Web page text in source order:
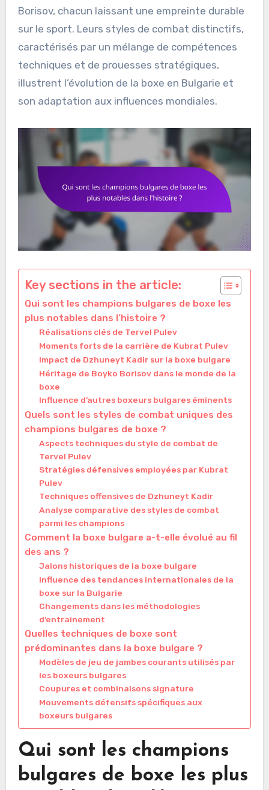
Borisov, chacun laissant une empreinte durable
sur le sport. Leurs styles de combat distinctifs,
caractérisés par un mélange de compétences
techniques et de prouesses stratégiques,
illustrent l’évolution de la boxe en Bulgarie et
son adaptation aux influences mondiales.
Key sections in the article:
Qui sont les champions bulgares de boxe les
plus notables dans l’histoire ?
Réalisations clés de Tervel Pulev
Moments forts de la carrière de Kubrat Pulev
Impact de Dzhuneyt Kadir sur la boxe bulgare
Héritage de Boyko Borisov dans le monde de la
boxe
Influence d’autres boxeurs bulgares éminents
Quels sont les styles de combat uniques des
champions bulgares de boxe ?
Aspects techniques du style de combat de
Tervel Pulev
Stratégies défensives employées par Kubrat
Pulev
Techniques offensives de Dzhuneyt Kadir
Analyse comparative des styles de combat
parmi les champions
Comment la boxe bulgare a-t-elle évolué au fil
des ans ?
Jalons historiques de la boxe bulgare
Influence des tendances internationales de la
boxe sur la Bulgarie
Changements dans les méthodologies
d’entraînement
Quelles techniques de boxe sont
prédominantes dans la boxe bulgare ?
Modèles de jeu de jambes courants utilisés par
les boxeurs bulgares
Coupures et combinaisons signature
Mouvements défensifs spécifiques aux
boxeurs bulgares
Qui sont les champions
bulgares de boxe les plus